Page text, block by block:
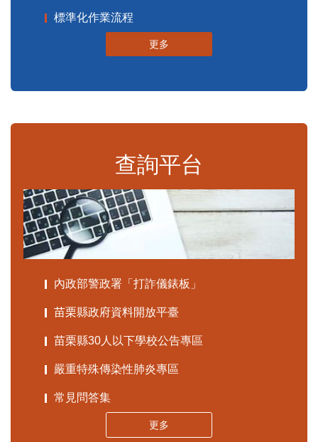
標準化作業流程
更多
查詢平台
內政部警政署「打詐儀錶板」
苗栗縣政府資料開放平臺
苗栗縣30人以下學校公告專區
嚴重特殊傳染性肺炎專區
常見問答集
更多